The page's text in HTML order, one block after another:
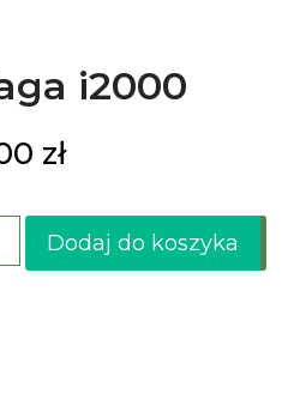
i2000
zł
Dodaj do koszyka